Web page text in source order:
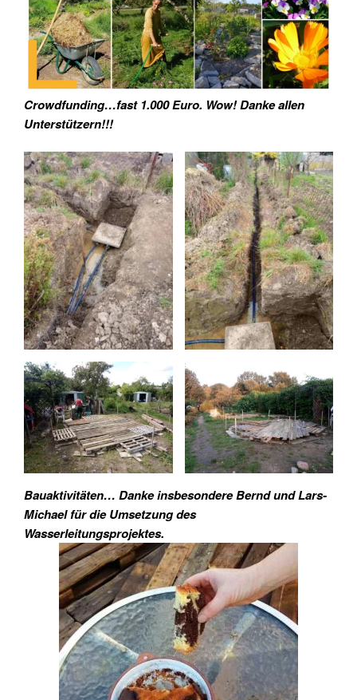
Crowdfunding…fast 1.000 Euro. Wow! Danke allen
Unterstützern!!!
Bauaktivitäten… Danke insbesondere Bernd und Lars-
Michael für die Umsetzung des
Wasserleitungsprojektes.